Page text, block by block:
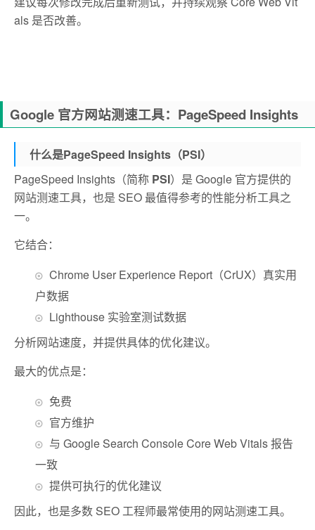
als 是否改善。
Google 官方网站测速工具：PageSpeed Insights
什么是PageSpeed Insights（PSI）
PageSpeed Insights（简称 PSI）是 Google 官方提供的
网站测速工具，也是 SEO 最值得参考的性能分析工具之
一。
它结合：
Chrome User Experience Report（CrUX）真实用
户数据
Lighthouse 实验室测试数据
分析网站速度，并提供具体的优化建议。
最大的优点是：
免费
官方维护
与 Google Search Console Core Web Vitals 报告
一致
提供可执行的优化建议
因此，也是多数 SEO 工程师最常使用的网站测速工具。